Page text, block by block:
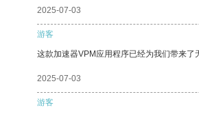
2025-07-03
游客
这款加速器VPM应用程序已经为我们带来了
2025-07-03
游客